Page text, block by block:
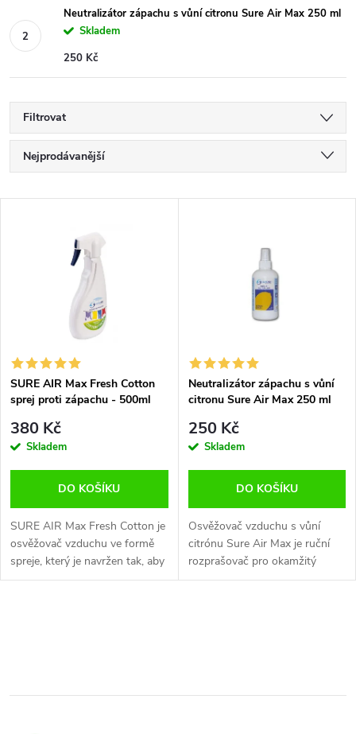
Neutralizátor zápachu s vůní citronu Sure Air Max 250 ml
Skladem
250 Kč
Filtrovat
Ř
a
í
p
r
o
d
u
Nejprodávanější
s
p
r
d
u
ů
SURE AIR Max Fresh Cotton
sprej proti zápachu - 500ml
380 Kč
Skladem
DO KOŠÍKU
SURE AIR Max Fresh Cotton je
osvěžovač vzduchu ve formě
spreje, který je navržen tak, aby
neutralizoval nežádoucí
Neutralizátor zápachu s vůní
citronu Sure Air Max 250 ml
250 Kč
Skladem
DO KOŠÍKU
Osvěžovač vzduchu s vůní
citrónu Sure Air Max je ruční
rozprašovač pro okamžitý
účinek.
l